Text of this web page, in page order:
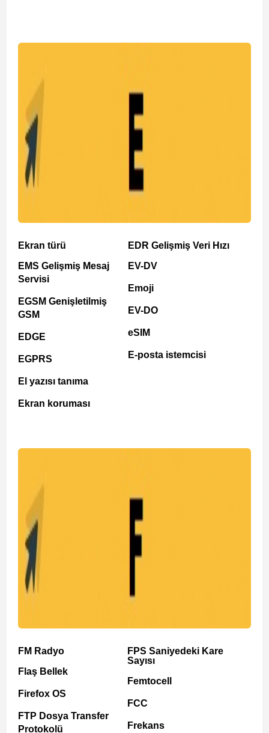
Ekran türü
EMS Gelişmiş Mesaj
Servisi
EGSM Genişletilmiş
GSM
EDGE
EGPRS
El yazısı tanıma
Ekran koruması
EDR Gelişmiş Veri Hızı
EV-DV
Emoji
EV-DO
eSIM
E-posta istemcisi
FM Radyo
Flaş Bellek
Firefox OS
FTP Dosya Transfer
Protokolü
FPS Saniyedeki Kare
Sayısı
Femtocell
FCC
Frekans